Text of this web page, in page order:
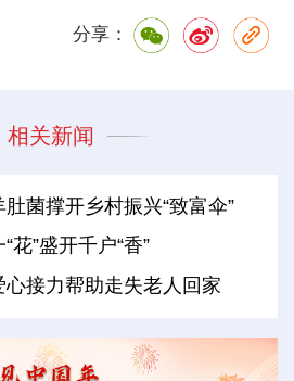
分享：
相关新闻
菌撑开乡村振兴“致富伞”
花”盛开千户“香”
接力帮助走失老人回家